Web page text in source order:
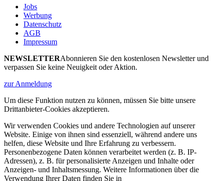
Jobs
Werbung
Datenschutz
AGB
Impressum
NEWSLETTERAbonnieren Sie den kostenlosen Newsletter und
verpassen Sie keine Neuigkeit oder Aktion.
zur Anmeldung
Um diese Funktion nutzen zu können, müssen Sie bitte unsere
Drittanbieter-Cookies akzeptieren.
Wir verwenden Cookies und andere Technologien auf unserer
Website. Einige von ihnen sind essenziell, während andere uns
helfen, diese Website und Ihre Erfahrung zu verbessern.
Personenbezogene Daten können verarbeitet werden (z. B. IP-
Adressen), z. B. für personalisierte Anzeigen und Inhalte oder
Anzeigen- und Inhaltsmessung. Weitere Informationen über die
Verwendung Ihrer Daten finden Sie in